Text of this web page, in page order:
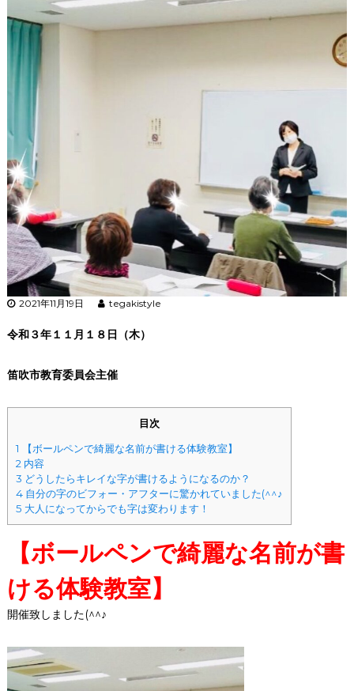
2021年11月19日 tegakistyle
令和３年１１月１８日（木）
笛吹市教育委員会主催
目次
1
【ボールペンで綺麗な名前が書ける体験教室】
2 内容
3 どうしたらキレイな字が書けるようになるのか？
4自分の字のビフォー・アフターに驚かれていました(^^♪
5 大人になってからでも字は変わります！
【ボールペンで綺麗な名前が書
ける体験教室】
開催致しました(^^♪